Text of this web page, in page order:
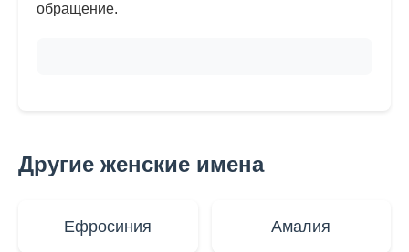
обращение.
Другие женские имена
Ефросиния Амалия